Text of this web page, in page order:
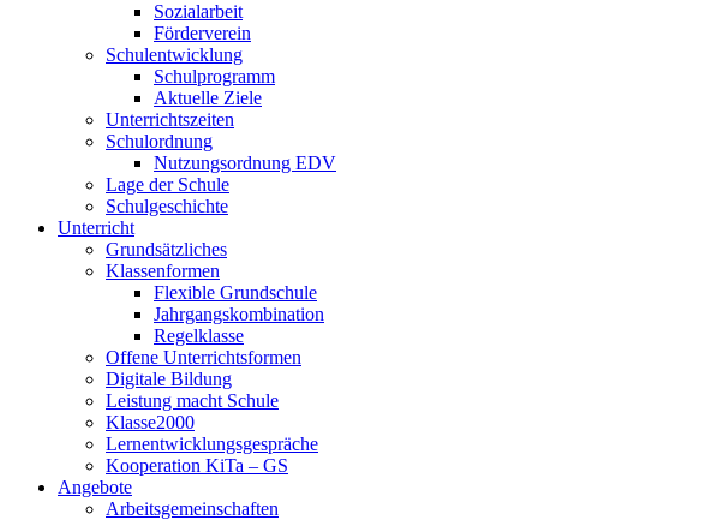
Sozialarbeit
Förderverein
Schulentwicklung
Schulprogramm
Aktuelle Ziele
Unterrichtszeiten
Schulordnung
Nutzungsordnung EDV
Lage der Schule
Schulgeschichte
Unterricht
Grundsätzliches
Klassenformen
Flexible Grundschule
Jahrgangskombination
Regelklasse
Offene Unterrichtsformen
Digitale Bildung
Leistung macht Schule
Klasse2000
Lernentwicklungsgespräche
Kooperation KiTa – GS
Angebote
Arbeitsgemeinschaften